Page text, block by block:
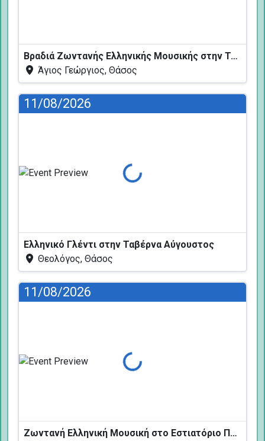
Βραδιά Ζωντανής Ελληνικής Μουσικής στην Ταβέρνα Κελάρι
Άγιος Γεώργιος, Θάσος
11/08/2026
Φόρτωση...
Ελληνικό Γλέντι στην Ταβέρνα Αύγουστος
Θεολόγος, Θάσος
11/08/2026
Φόρτωση...
Ζωντανή Ελληνική Μουσική στο Εστιατόριο Πεύκων